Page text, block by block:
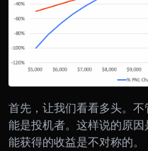
首先，让我们看看多头。
能是投机者。这样说的原
能获得的收益是不对称的